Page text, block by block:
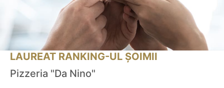
LAUREAT RANKING-UL ȘOIMII
Pizzeria "Da Nino"